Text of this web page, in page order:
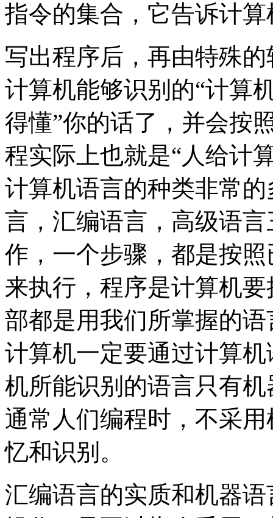
指令的集合，它告诉计
写出程序后，再由特殊
计算机能够识别的“计算
得懂”你的话了，并会按
程实际上也就是“人给计
计算机语言的种类非常
言，汇编语言，高级语
作，一个步骤，都是按
来执行，程序是计算机
部都是用我们所掌握的
计算机一定要通过计算
机所能识别的语言只有
通常人们编程时，不采
忆和识别。
汇编语言的实质和机器